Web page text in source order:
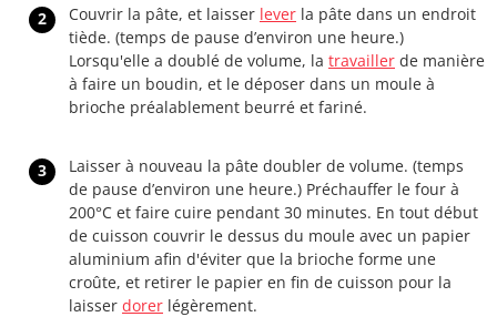
2 Couvrir la pâte, et laisser lever la pâte dans un endroit
tiède. (temps de pause d’environ une heure.)
Lorsqu'elle a doublé de volume, la travailler de manière
à faire un boudin, et le déposer dans un moule à
brioche préalablement beurré et fariné.
3
Laisser à nouveau la pâte doubler de volume. (temps
de pause d’environ une heure.) Préchauffer le four à
200°C et faire cuire pendant 30 minutes. En tout début
de cuisson couvrir le dessus du moule avec un papier
aluminium afin d'éviter que la brioche forme une
croûte, et retirer le papier en fin de cuisson pour la
laisser dorer légèrement.